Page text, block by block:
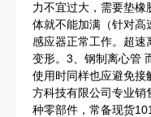
力不宜过大，需要垫
体就不能加满（针对高
感应器正常工作。超速
变形。3、钢制离心管
使用时同样也应避免接
方科技有限公司专业销
种零部件，常备现货